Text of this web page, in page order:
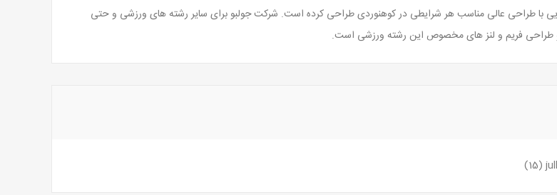
با طراحی عالی مناسب هر شرایطی در کوهنوردی طراحی کرده است. شرکت جولبو برای سایر رشته های ورزشی و حتی
و طراحی فریم و لنز های مخصوص این رشته ورزشی است.
(15)